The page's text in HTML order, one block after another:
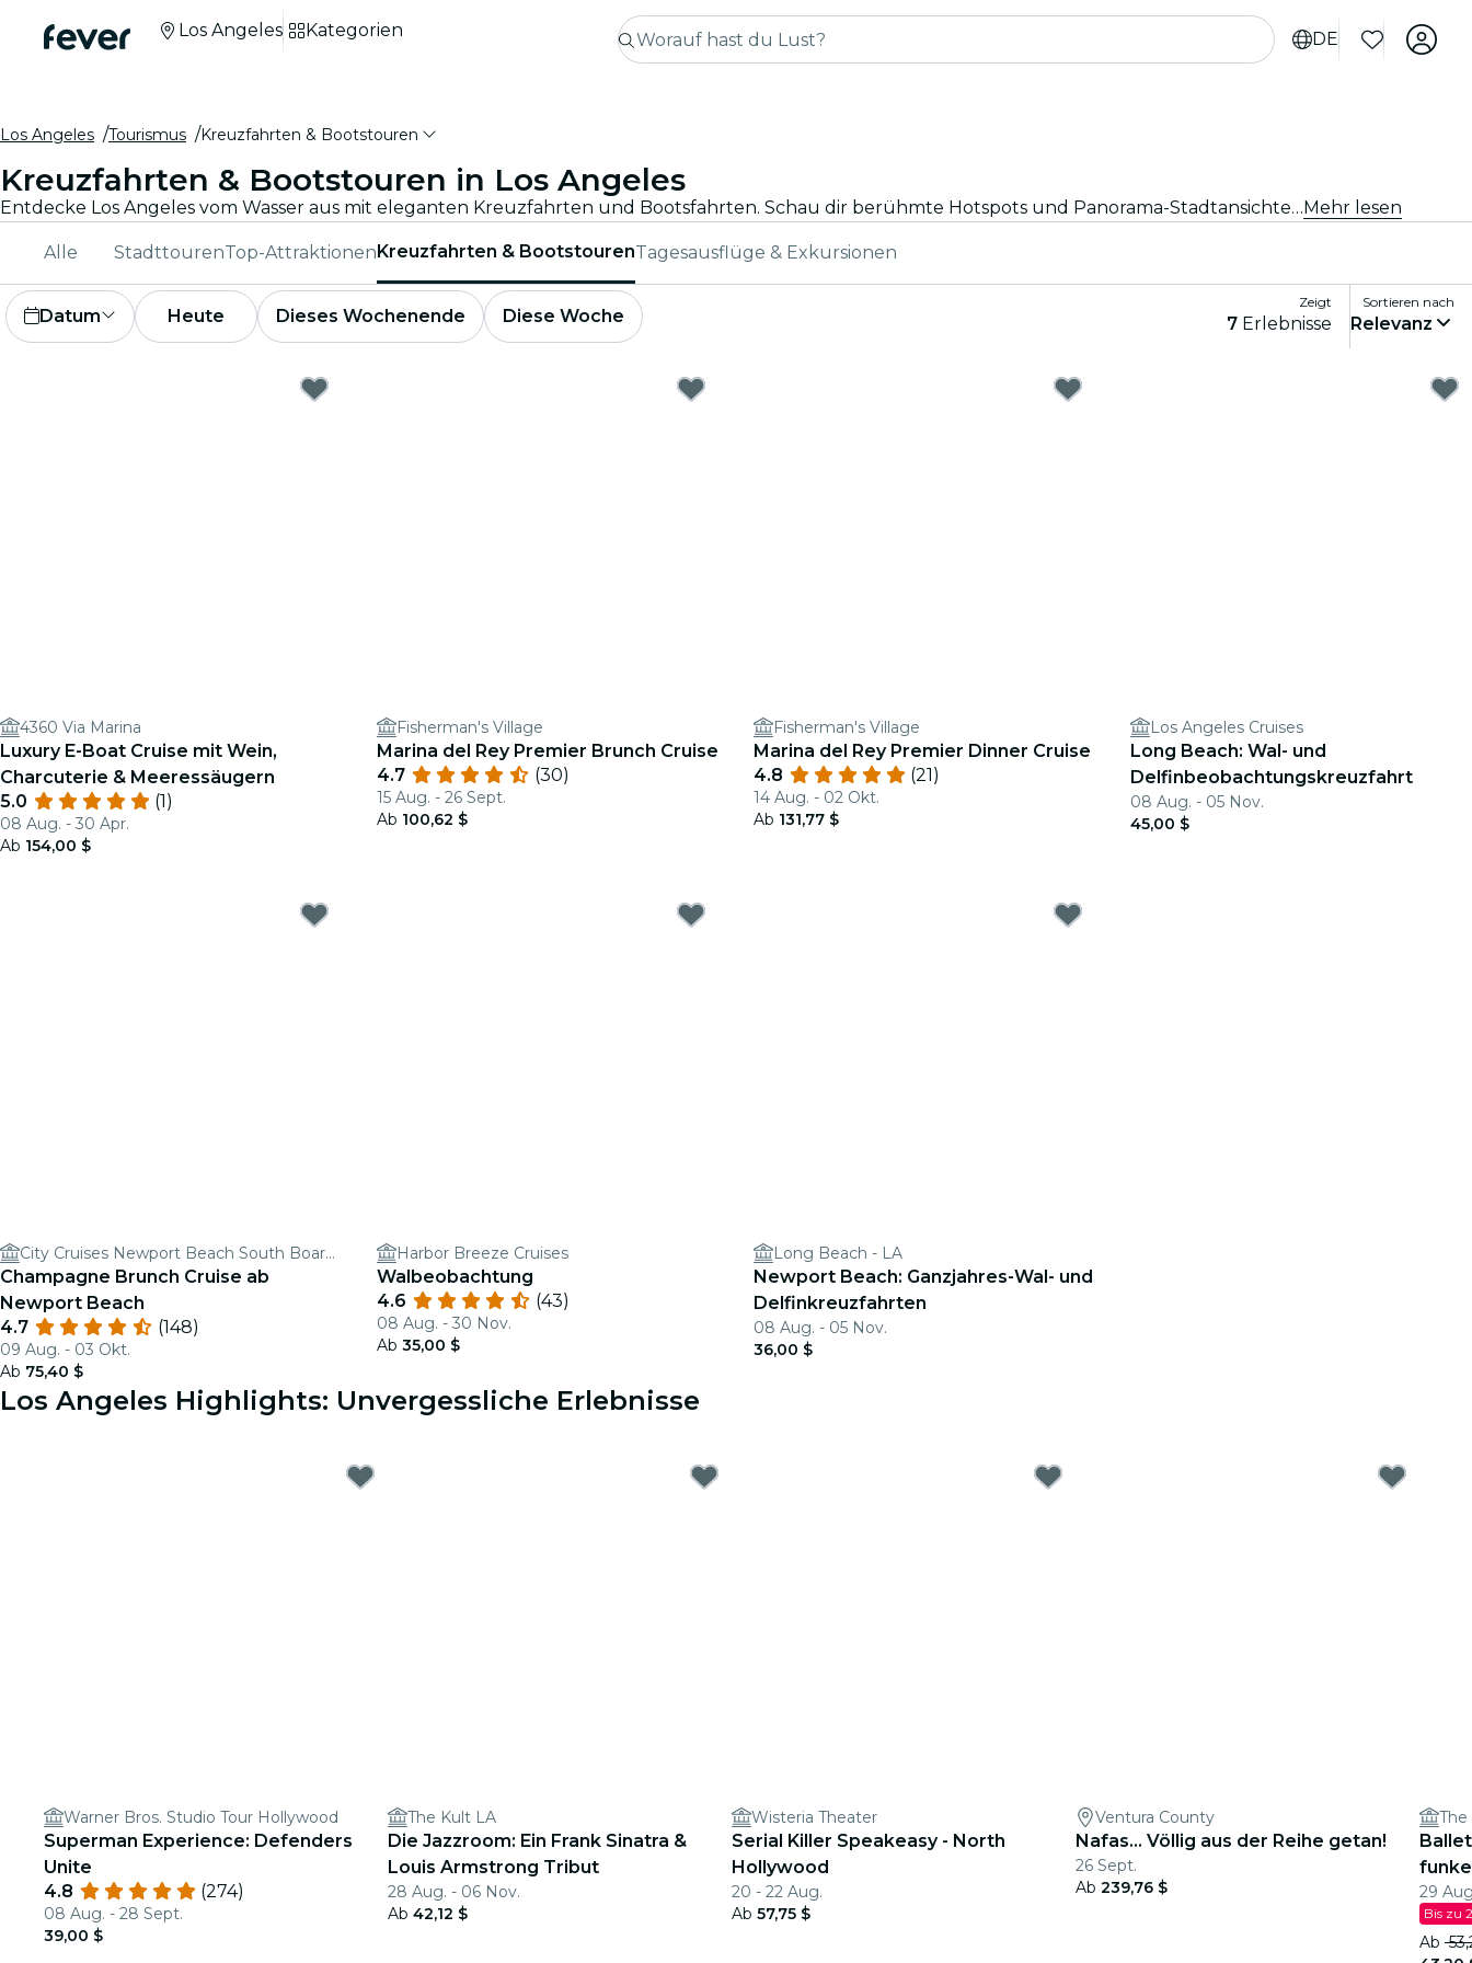
DE
Los Angeles Kategorien
Los Angeles Tourismus Kreuzfahrten & Bootstouren
Kreuzfahrten & Bootstouren in Los Angeles
Entdecke Los Angeles vom Wasser aus mit eleganten Kreuzfahrten und Bootsfahrten. Schau dir berühmte Hotspots und Panorama-Stadtansichten an, während du entspannt über das Wasser gleitest. Erlebe die Stadt auf einzigartige Weise!Mehr lesen
Alle StadttourenTop-AttraktionenKreuzfahrten & BootstourenTagesausflüge & Exkursionen
Datum Heute Dieses Wochenende Diese Woche
Zeigt
7 Erlebnisse
Sortieren nach
Relevanz
4360 Via Marina
Luxury E-Boat Cruise mit Wein,
Charcuterie & Meeressäugern
5.0
(1)
08 Aug. - 30 Apr.
Ab 154,00 $
Fisherman's Village
Marina del Rey Premier Brunch Cruise
4.7
(30)
15 Aug. - 26 Sept.
Ab 100,62 $
Fisherman's Village
Marina del Rey Premier Dinner Cruise
4.8
(21)
14 Aug. - 02 Okt.
Ab 131,77 $
Los Angeles Cruises
Long Beach: Wal- und
Delfinbeobachtungskreuzfahrt
08 Aug. - 05 Nov.
45,00 $
City Cruises Newport Beach South Boarding
Champagne Brunch Cruise ab
Newport Beach
4.7
(148)
09 Aug. - 03 Okt.
Ab 75,40 $
Harbor Breeze Cruises
Walbeobachtung
4.6
(43)
08 Aug. - 30 Nov.
Ab 35,00 $
Long Beach - LA
Newport Beach: Ganzjahres-Wal- und
Delfinkreuzfahrten
08 Aug. - 05 Nov.
36,00 $
Los Angeles Highlights: Unvergessliche Erlebnisse
Warner Bros. Studio Tour Hollywood
Superman Experience: Defenders
Unite
4.8
(274)
08 Aug. - 28 Sept.
39,00 $
The Kult LA
Die Jazzroom: Ein Frank Sinatra &
Louis Armstrong Tribut
28 Aug. - 06 Nov.
Ab 42,12 $
Wisteria Theater
Serial Killer Speakeasy - North
Hollywood
20 - 22 Aug.
Ab 57,75 $
Ventura County
Nafas… Völlig aus der Reihe getan!
26 Sept.
Ab 239,76 $ 29
Bis zu
Ab